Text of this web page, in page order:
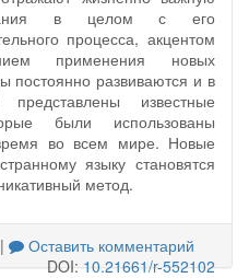
в целом с его
процесса, акцентом
применения новых
постоянно развиваются и в
известные
были использованы
во всем мире. Новые
языку становятся
метод.
|
Оставить комментарий
DOI:10.21661/r-552102